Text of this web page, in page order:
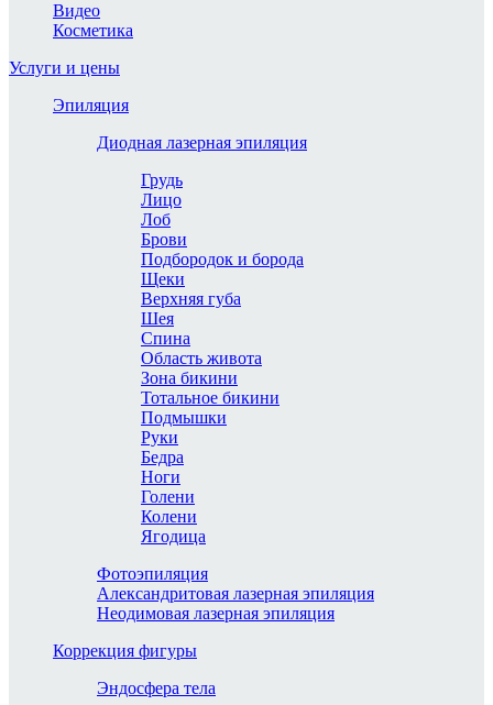
Видео
Косметика
Услуги и цены
Эпиляция
Диодная лазерная эпиляция
Грудь
Лицо
Лоб
Брови
Подбородок и борода
Щеки
Верхняя губа
Шея
Спина
Область живота
Зона бикини
Тотальное бикини
Подмышки
Руки
Бедра
Ноги
Голени
Колени
Ягодица
Фотоэпиляция
Александритовая лазерная эпиляция
Неодимовая лазерная эпиляция
Коррекция фигуры
Эндосфера тела